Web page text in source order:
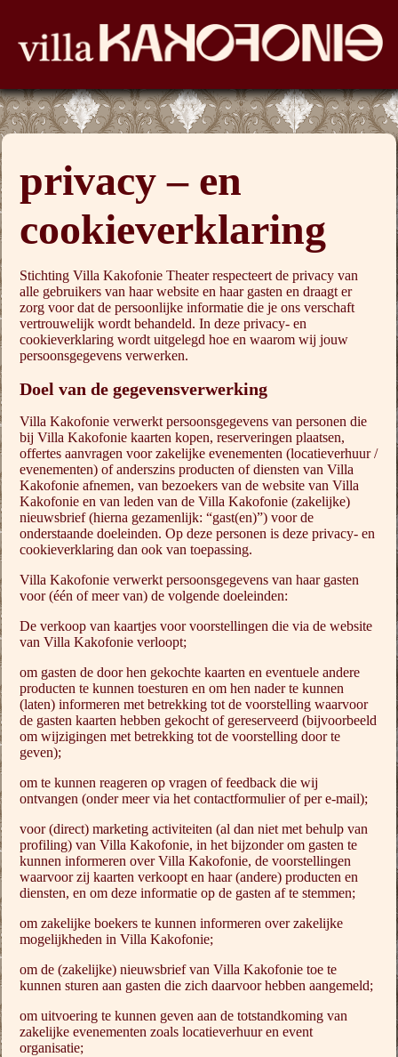
privacy – en
cookieverklaring
Stichting Villa Kakofonie Theater respecteert de privacy van
alle gebruikers van haar website en haar gasten en draagt er
zorg voor dat de persoonlijke informatie die je ons verschaft
vertrouwelijk wordt behandeld. In deze privacy- en
cookieverklaring wordt uitgelegd hoe en waarom wij jouw
persoonsgegevens verwerken.
Doel van de gegevensverwerking
Villa Kakofonie verwerkt persoonsgegevens van personen die
bij Villa Kakofonie kaarten kopen, reserveringen plaatsen,
offertes aanvragen voor zakelijke evenementen (locatieverhuur /
evenementen) of anderszins producten of diensten van Villa
Kakofonie afnemen, van bezoekers van de website van Villa
Kakofonie en van leden van de Villa Kakofonie (zakelijke)
nieuwsbrief (hierna gezamenlijk: “gast(en)”) voor de
onderstaande doeleinden. Op deze personen is deze privacy- en
cookieverklaring dan ook van toepassing.
Villa Kakofonie verwerkt persoonsgegevens van haar gasten
voor (één of meer van) de volgende doeleinden:
De verkoop van kaartjes voor voorstellingen die via de website
van Villa Kakofonie verloopt;
om gasten de door hen gekochte kaarten en eventuele andere
producten te kunnen toesturen en om hen nader te kunnen
(laten) informeren met betrekking tot de voorstelling waarvoor
de gasten kaarten hebben gekocht of gereserveerd (bijvoorbeeld
om wijzigingen met betrekking tot de voorstelling door te
geven);
om te kunnen reageren op vragen of feedback die wij
ontvangen (onder meer via het contactformulier of per e-mail);
voor (direct) marketing activiteiten (al dan niet met behulp van
profiling) van Villa Kakofonie, in het bijzonder om gasten te
kunnen informeren over Villa Kakofonie, de voorstellingen
waarvoor zij kaarten verkoopt en haar (andere) producten en
diensten, en om deze informatie op de gasten af te stemmen;
om zakelijke boekers te kunnen informeren over zakelijke
mogelijkheden in Villa Kakofonie;
om de (zakelijke) nieuwsbrief van Villa Kakofonie toe te
kunnen sturen aan gasten die zich daarvoor hebben aangemeld;
om uitvoering te kunnen geven aan de totstandkoming van
zakelijke evenementen zoals locatieverhuur en event
organisatie;